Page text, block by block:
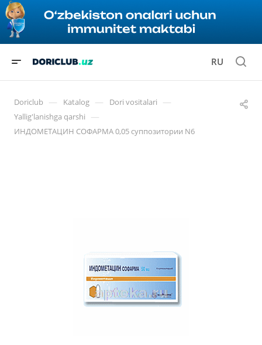
RU
Doriclub — Katalog — Dori vositalari —
Yallig'lanishga qarshi —
ИНДОМЕТАЦИН СОФАРМА 0,05 суппозитории N6